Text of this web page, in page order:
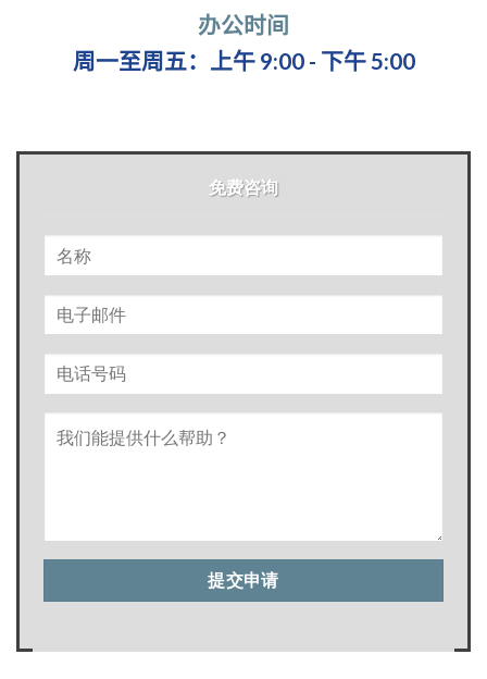
办公时间
周一至周五：上午 9:00 - 下午 5:00
免费咨询